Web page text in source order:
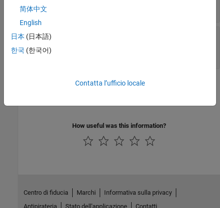
''(default) |
LoadCommandArguments
''(default) |
Version History
How useful was this information?
简体中文
English
日本 (日本語)
한국 (한국어)
Contatta l’ufficio locale
Centro di fiducia Marchi
Informativa sulla privacy
Antipirateria
Stato dell'applicazione Contatti